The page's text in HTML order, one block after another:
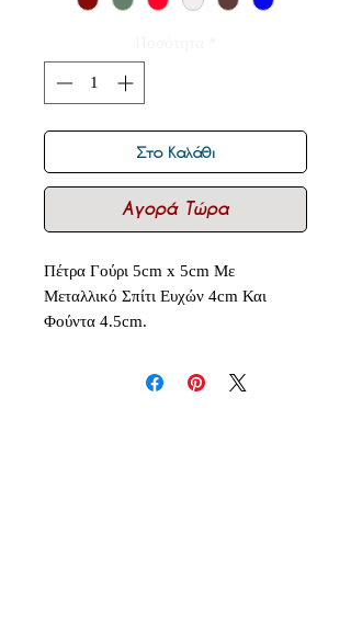
Στο Καλάθι
Αγορά Τώρα
Πέτρα Γούρι 5cm x 5cm Με
Μεταλλικό Σπίτι Ευχών 4cm Και
Φούντα 4.5cm.